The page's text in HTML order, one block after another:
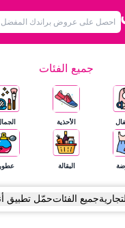
جميع الفئات
الأحذية
البقالة عطور
جميع الفئاتحمّل تطبيق